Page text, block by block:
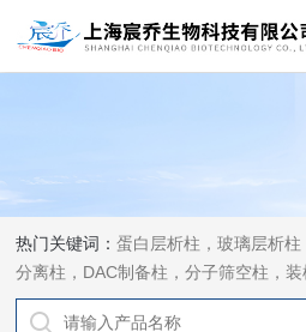
热门关键词：蛋白层析柱，玻璃层析
分离柱，DAC制备柱，分子筛空柱，